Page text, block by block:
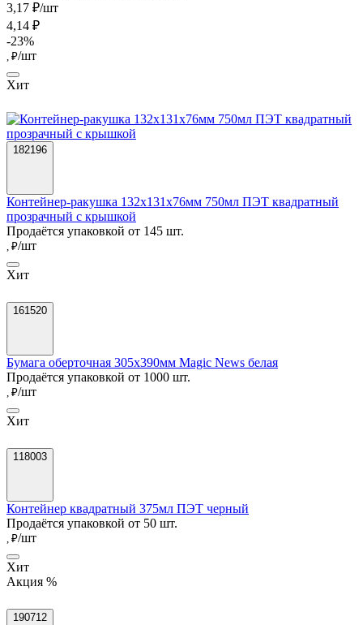
3,17 ₽/шт
4,14 ₽
-23%
, ₽/шт
Хит
182196
Контейнер-ракушка 132x131x76мм 750мл ПЭТ квадратный
прозрачный с крышкой
Продаётся упаковкой от 145 шт.
, ₽/шт
Хит
161520
Бумага оберточная 305х390мм Magic News белая
Продаётся упаковкой от 1000 шт.
, ₽/шт
Хит
118003
Контейнер квадратный 375мл ПЭТ черный
Продаётся упаковкой от 50 шт.
, ₽/шт
Хит
Акция %
190712